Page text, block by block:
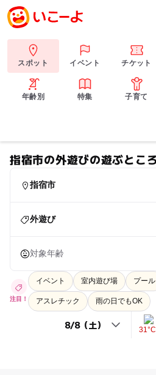
スポット イベント チケット
年齢別 特集 子育て
指宿市の外遊びの遊ぶとこ
指宿市
外遊び
対象年齢
注目！
イベント 室内遊び場 プール
アスレチック 雨の日でもOK
31°C